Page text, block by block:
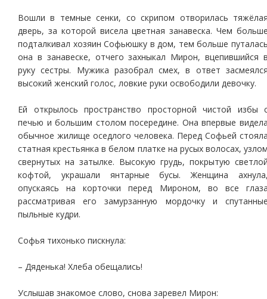
Вошли в темные сенки, со скрипом отворилась
дверь, за которой висела цветная занавеска. Чем
подталкивал хозяин Софьюшку в дом, тем больше
она в занавеске, отчего захныкал Мирон, вцепившийся
руку сестры. Мужика разобрал смех, в ответ
высокий женский голос, ловкие руки освободили девочку.
Ей открылось пространство просторной чистой избы
печью и большим столом посередине. Она впервые
обычное жилище оседлого человека. Перед Софьей
статная крестьянка в белом платке на русых волосах,
свернутых на затылке. Высокую грудь, покрытую
кофтой, украшали янтарные бусы. Женщина
опускаясь на корточки перед Мироном, во все
рассматривая его замурзанную мордочку и
пыльные кудри.
Софья тихонько пискнула:
– Дяденька! Хлеба обещались!
Услышав знакомое слово, снова заревел Мирон: